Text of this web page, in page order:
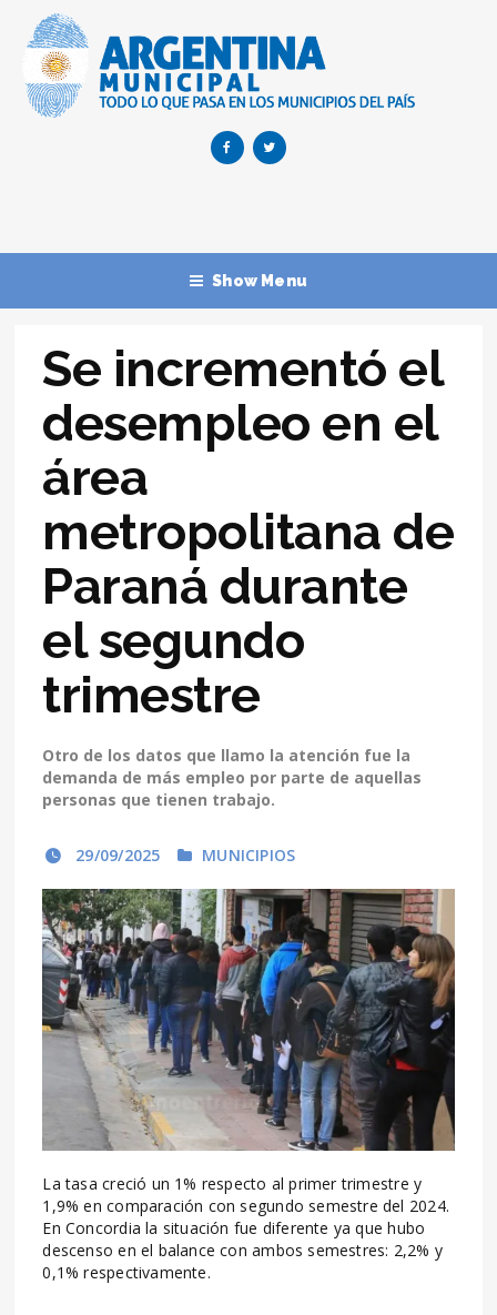
Show Menu
Se incrementó el
desempleo en el
área
metropolitana de
Paraná durante
el segundo
trimestre
Otro de los datos que llamo la atención fue la
demanda de más empleo por parte de aquellas
personas que tienen trabajo.
29/09/2025 MUNICIPIOS
La tasa creció un 1% respecto al primer trimestre y
1,9% en comparación con segundo semestre del 2024.
En Concordia la situación fue diferente ya que hubo
descenso en el balance con ambos semestres: 2,2% y
0,1% respectivamente.